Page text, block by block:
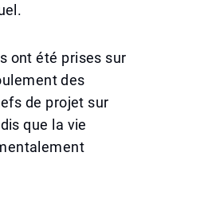
ont été prises sur
des
de projet sur
que la vie